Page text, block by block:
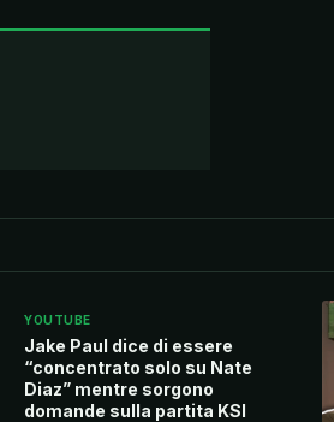
YOUTUBE
Jake Paul dice di essere
“concentrato solo su Nate
Diaz” mentre sorgono
domande sulla partita KSI